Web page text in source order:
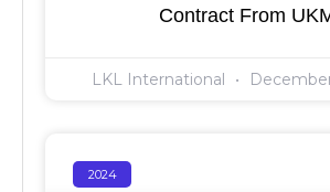
Contract From
LKL International
2024